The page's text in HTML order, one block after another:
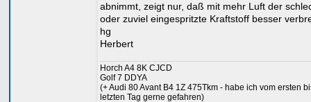
abnimmt, zeigt nur, daß mit mehr Luft der
oder zuviel eingespritzte Kraftstoff besser
hg
Herbert
Horch A4 8K CJCD
Golf 7 DDYA
(+ Audi 80 Avant B4 1Z 475Tkm - habe ich vom ersten
letzten Tag gerne gefahren)